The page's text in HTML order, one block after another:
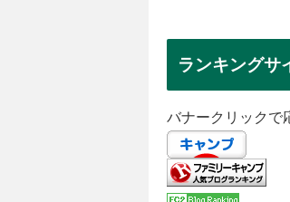
ランキングサ
バナークリックで